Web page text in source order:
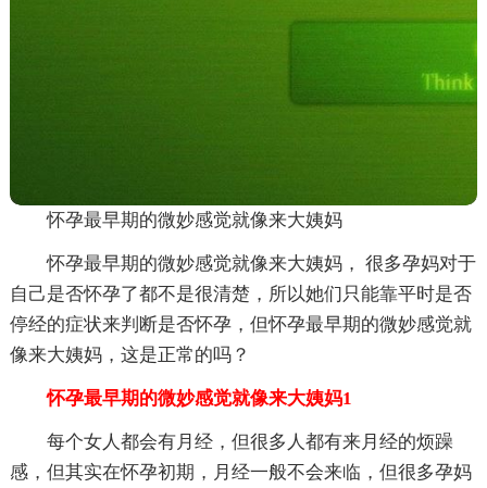
怀孕最早期的微妙感觉就像来大姨妈
怀孕最早期的微妙感觉就像来大姨妈， 很多孕妈对于
自己是否怀孕了都不是很清楚，所以她们只能靠平时是否
停经的症状来判断是否怀孕，但怀孕最早期的微妙感觉就
像来大姨妈，这是正常的吗？
怀孕最早期的微妙感觉就像来大姨妈1
每个女人都会有月经，但很多人都有来月经的烦躁
感，但其实在怀孕初期，月经一般不会来临，但很多孕妈